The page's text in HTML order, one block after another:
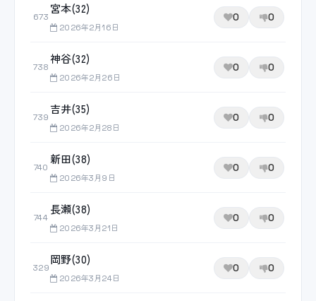
673
宮本(32)
2026年2月16日
0 0
738
神谷(32)
2026年2月26日
0 0
739
吉井(35)
2026年2月28日
0 0
740
新田(38)
2026年3月9日
0 0
744
長瀬(38)
2026年3月21日
0 0
329
岡野(30)
2026年3月24日
0 0